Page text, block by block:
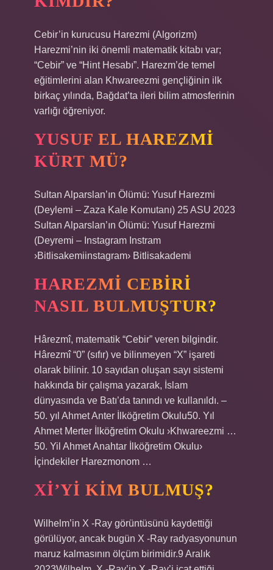
Cebir’in kurucusu Harezmi (Algorizm)
Harezmi’nin iki önemli matematik kitabı var;
“Cebir” ve “Hint Hesabı”. Harezm’de temel
eğitimlerini alan Khwareezmi gençliğinin ilk
birkaç yılında, Bağdat’ta ileri bilim atmosferinin
varlığı öğreniyor.
YUSUF EL HAREZMI
KÜRT MÜ?
Sultan Alparslan’ın Ölümü: Yusuf Harezmi
(Deylemi – Zaza Kale Komutanı) 25 ASU 2023
Sultan Alparslan’ın Ölümü: Yusuf Harezmi
(Deyremi – Instagram Instram
›Bitlisakemiinstagram› Bitlisakademi
HAREZMI CEBIRI
NASIL BULMUŞTUR?
Hârezmî, matematik “Cebir” veren bilgindir.
Hârezmî “0” (sıfır) ve bilinmeyen “X” işareti
olarak bilinir. 10 sayıdan oluşan sayı sistemi
hakkında bir çalışma yazarak, İslam
dünyasında ve Batı’da tanındı ve kullanıldı. –
50. yıl Ahmet Anter İlköğretim Okulu50. Yıl
Ahmet Merter İlköğretim Okulu ›Khwareezmi …
50. Yil Ahmet Anahtar İlköğretim Okulu›
İçindekiler Harezmonom …
XI’YI KIM BULMUŞ?
Wilhelm’in X -Ray görüntüsünü kaydettiği
görülüyor, ancak bugün X -Ray radyasyonunun
maruz kalmasının ölçüm birimidir.9 Aralık